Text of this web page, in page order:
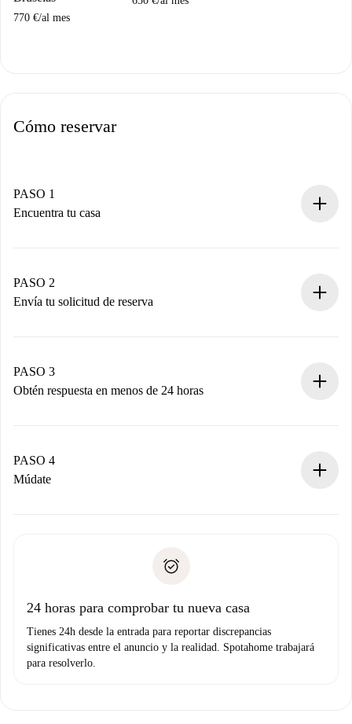
770 €/al mes
Cómo reservar
PASO 1
Encuentra tu casa
Tienes toda la información necesaria por adelantado.
PASO 2
Envía tu solicitud de reserva
propietario acepte.
PASO 3
Obtén respuesta en menos de 24 horas
contacto con el propietario.
Si es rechazada: No te haremos ningún cargo y te
Prueba de solvencia
PASO 4
Múdate
no nos comunicas ningún problema.
24 horas para comprobar tu nueva casa
Tienes 24h desde la entrada para reportar discrepancias
significativas entre el anuncio y la realidad. Spotahome trabajará
para resolverlo.